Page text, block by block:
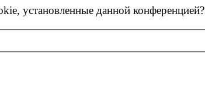
установленные данной конференцией?